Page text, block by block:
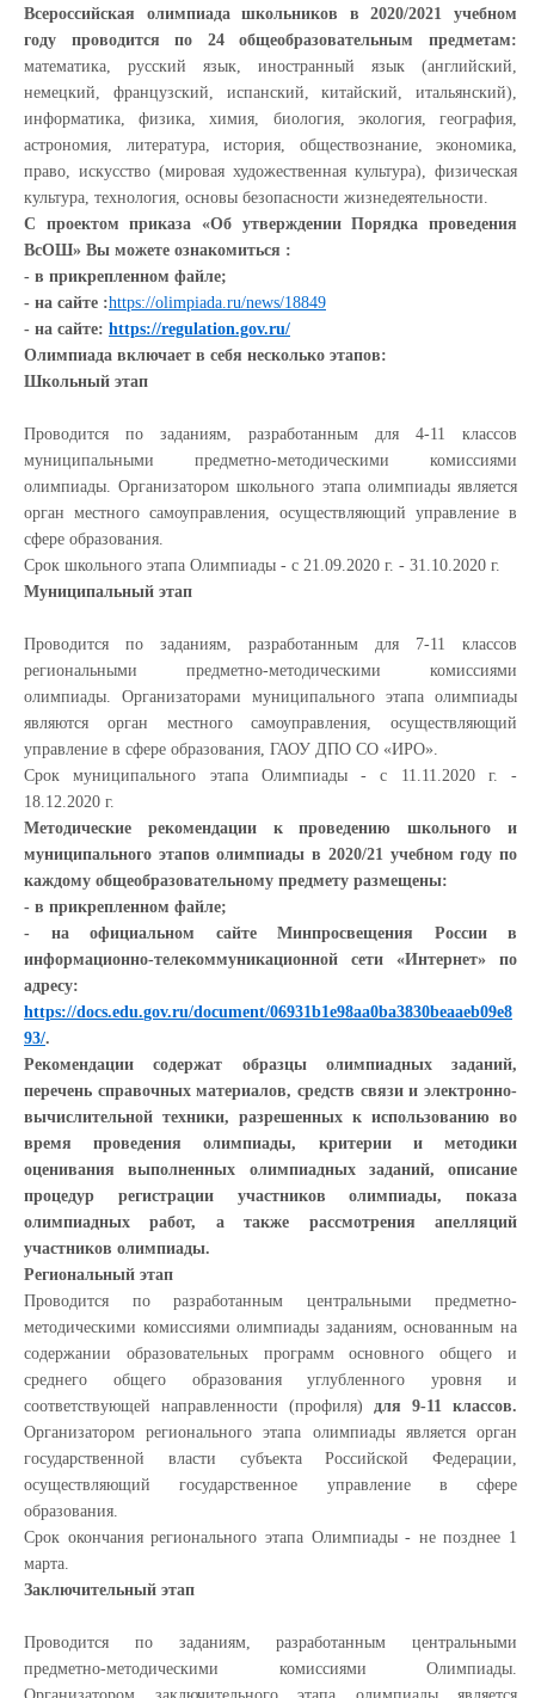
Всероссийская олимпиада школьников в 2020/2021 учебном
году проводится по 24 общеобразовательным предметам:
математика, русский язык, иностранный язык (английский,
немецкий, французский, испанский, китайский, итальянский),
информатика, физика, химия, биология, экология, география,
астрономия, литература, история, обществознание, экономика,
право, искусство (мировая художественная культура), физическая
культура, технология, основы безопасности жизнедеятельности.
С проектом приказа «Об утверждении Порядка проведения
ВсОШ» Вы можете ознакомиться :
- в прикрепленном файле;
- на сайте :https://olimpiada.ru/news/18849
- на сайте: https://regulation.gov.ru/
Олимпиада включает в себя несколько этапов:
Школьный этап
Проводится по заданиям, разработанным для 4-11 классов
муниципальными предметно-методическими комиссиями
олимпиады. Организатором школьного этапа олимпиады является
орган местного самоуправления, осуществляющий управление в
сфере образования.
Срок школьного этапа Олимпиады - с 21.09.2020 г. - 31.10.2020 г.
Муниципальный этап
Проводится по заданиям, разработанным для 7-11 классов
региональными предметно-методическими комиссиями
олимпиады. Организаторами муниципального этапа олимпиады
являются орган местного самоуправления, осуществляющий
управление в сфере образования, ГАОУ ДПО СО «ИРО».
Срок муниципального этапа Олимпиады - с 11.11.2020 г. -
18.12.2020 г.
Методические рекомендации к проведению школьного и
муниципального этапов олимпиады в 2020/21 учебном году по
каждому общеобразовательному предмету размещены:
- в прикрепленном файле;
- на официальном сайте Минпросвещения России в
информационно-телекоммуникационной сети «Интернет» по
адресу:
https://docs.edu.gov.ru/document/06931b1e98aa0ba3830beaaeb09e8
93/.
Рекомендации содержат образцы олимпиадных заданий,
перечень справочных материалов, средств связи и электронно-
вычислительной техники, разрешенных к использованию во
время проведения олимпиады, критерии и методики
оценивания выполненных олимпиадных заданий, описание
процедур регистрации участников олимпиады, показа
олимпиадных работ, а также рассмотрения апелляций
участников олимпиады.
Региональный этап
Проводится по разработанным центральными предметно-
методическими комиссиями олимпиады заданиям, основанным на
содержании образовательных программ основного общего и
среднего общего образования углубленного уровня и
соответствующей направленности (профиля) для 9-11 классов.
Организатором регионального этапа олимпиады является орган
государственной власти субъекта Российской Федерации,
осуществляющий государственное управление в сфере
образования.
Срок окончания регионального этапа Олимпиады - не позднее 1
марта.
Заключительный этап
Проводится по заданиям, разработанным центральными
предметно-методическими комиссиями Олимпиады.